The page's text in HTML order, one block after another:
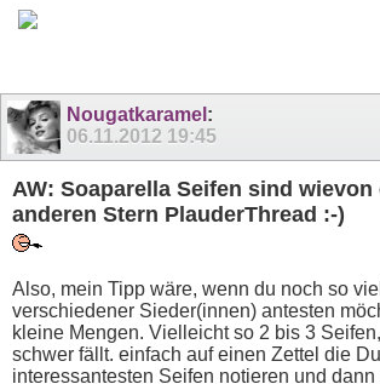
Nougatkaramel :
06.11.2012 19:45
AW: Soaparella Seifen sind wievon
anderen Stern PlauderThread :-)
Also, mein Tipp wäre, wenn du noch so
verschiedener Sieder(innen) antesten
kleine Mengen. Vielleicht so 2 bis 3
schwer fällt. einfach auf einen Zettel die
interessantesten Seifen notieren und